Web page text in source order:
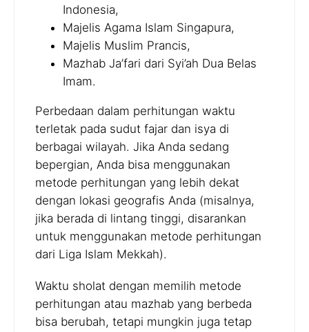
Indonesia,
Majelis Agama Islam Singapura,
Majelis Muslim Prancis,
Mazhab Ja’fari dari Syi’ah Dua Belas
Imam.
Perbedaan dalam perhitungan waktu
terletak pada sudut fajar dan isya di
berbagai wilayah. Jika Anda sedang
bepergian, Anda bisa menggunakan
metode perhitungan yang lebih dekat
dengan lokasi geografis Anda (misalnya,
jika berada di lintang tinggi, disarankan
untuk menggunakan metode perhitungan
dari Liga Islam Mekkah).
Waktu sholat dengan memilih metode
perhitungan atau mazhab yang berbeda
bisa berubah, tetapi mungkin juga tetap